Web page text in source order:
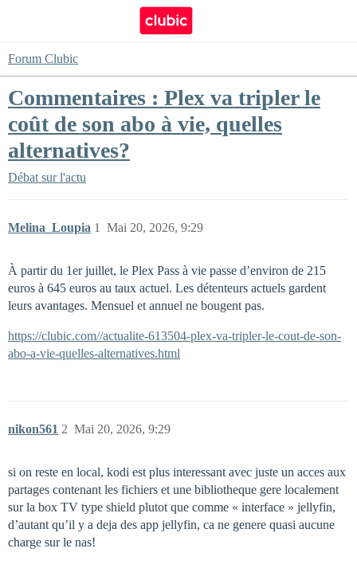
Forum Clubic
Commentaires : Plex va tripler le
coût de son abo à vie, quelles
alternatives?
Débat sur l'actu
Melina_Loupia Mai 20, 2026, 9:29
1
À partir du 1er juillet, le Plex Pass à vie passe d’environ de 215
euros à 645 euros au taux actuel. Les détenteurs actuels gardent
leurs avantages. Mensuel et annuel ne bougent pas.
https://clubic.com//actualite-613504-plex-va-tripler-le-cout-de-son-
abo-a-vie-quelles-alternatives.html
nikon561 Mai 20, 2026, 9:29
2
si on reste en local, kodi est plus interessant avec juste un acces aux
partages contenant les fichiers et une bibliotheque gere localement
sur la box TV type shield plutot que comme « interface » jellyfin,
d’autant qu’il y a deja des app jellyfin, ca ne genere quasi aucune
charge sur le nas!